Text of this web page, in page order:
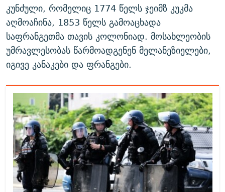
კუნძული, რომელიც 1774 წელს ჯეიმზ კუკმა
აღმოაჩინა, 1853 წელს გამოაცხადა
საფრანგეთმა თავის კოლონიად. მოსახლეობის
უმრავლესობას წარმოადგენენ მელანეზიელები,
იგივე კანაკები და ფრანგები.